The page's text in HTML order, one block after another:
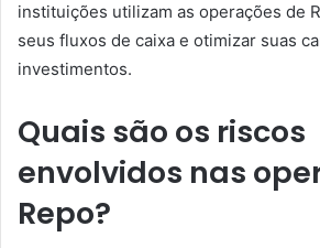
instituições utilizam as operações de
seus fluxos de caixa e otimizar suas
investimentos.
Quais são os riscos
envolvidos nas
Repo?